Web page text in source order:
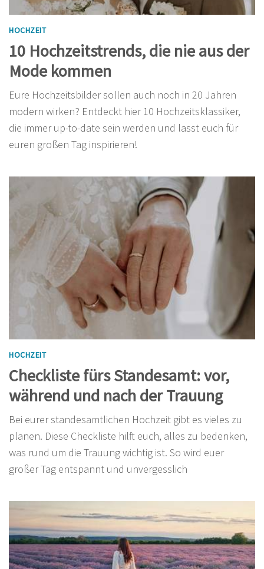
HOCHZEIT
10 Hochzeitstrends, die nie aus der
Mode kommen
Eure Hochzeitsbilder sollen auch noch in 20 Jahren
modern wirken? Entdeckt hier 10 Hochzeitsklassiker,
die immer up-to-date sein werden und lasst euch für
euren großen Tag inspirieren!
HOCHZEIT
Checkliste fürs Standesamt: vor,
während und nach der Trauung
Bei eurer standesamtlichen Hochzeit gibt es vieles zu
planen. Diese Checkliste hilft euch, alles zu bedenken,
was rund um die Trauung wichtig ist. So wird euer
großer Tag entspannt und unvergesslich